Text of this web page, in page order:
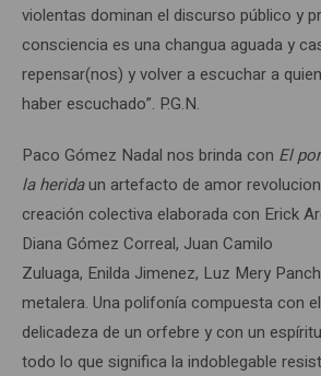
violentas dominan el discurso público y
consciencia es una changua aguada y
repensar(nos) y volver a escuchar a
haber escuchado”. P.G.N.
Paco Gómez Nadal nos brinda con El
la heridaun artefacto de amor
creación colectiva elaborada con Erick
Diana Gómez Correal, Juan Camilo
Zuluaga, Enilda Jimenez, Luz Mery
metalera. Una polifonía compuesta con
delicadeza de un orfebre y con un
todo lo que significa la indoblegable